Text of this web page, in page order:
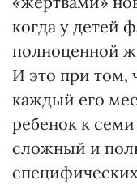
когда у детей
полноценной
И это при том,
каждый его
ребенок к
сложный и